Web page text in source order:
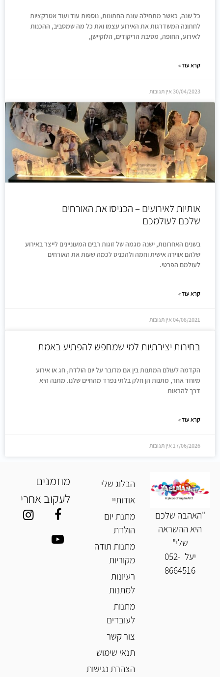
כל שנה, כאשר מתחילה עונת החתונות, נוספות עוד ועוד אטרקציות
לחתונה המשדרגות את האירוע עצמו ואת כל מה שמסביב, ההכנות
לאירוע, החופה, מסיבת הריקודים, הלוקיישן,
קרא עוד »
30/04/2023אין תגובות
אותיות לאירועים – הכניסו את האורחים
שלכם לעולמכם
בשנים האחרונות, ישנה מגמה של זוגות רבים המעוניינים לייצר באירוע
שלהם אווירה אישית וחמה ולהכניס לכמה שעות את האורחים
לעולמם הפרטי.
קרא עוד »
04/08/2021אין תגובות
בחירות יצירתיות למי שמחפש להפתיע באמת
הקדמה לעולם המתנות בין אם מדובר על יום הולדת, חג או אירוע
מיוחד אחר, מתנות הן חלק בלתי נפרד מהחיים שלנו. מתנה היא
דרך להראות
קרא עוד »
17/06/2026אין תגובות
"האהבה שלכם
היא ההשראה
שלי"
יעל 052-
8664516
הבלוג שלי
אודותיי
מתנת יום
הולדת
מתנות תודה
מקוריות
רעיונות
למתנות
מתנות
לעובדים
צור קשר
תנאי שימוש
הצהרת נגישות
מוזמנים
לעקוב אחרי